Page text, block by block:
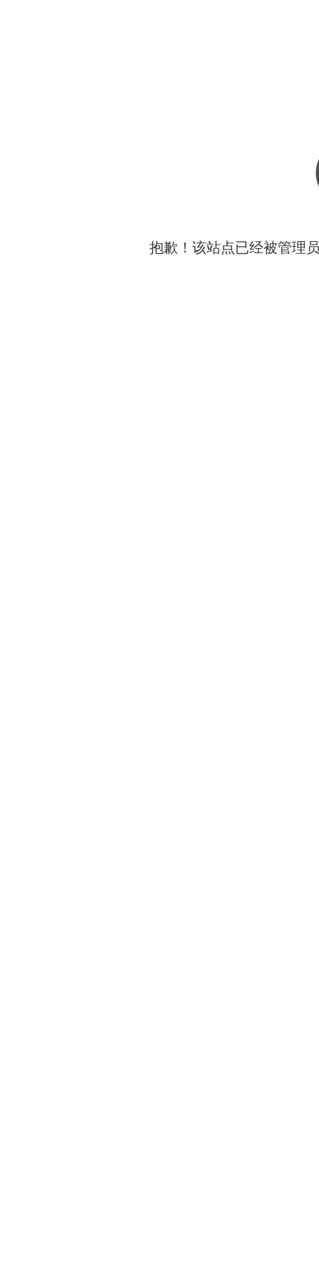
抱歉！该站点已经被管理